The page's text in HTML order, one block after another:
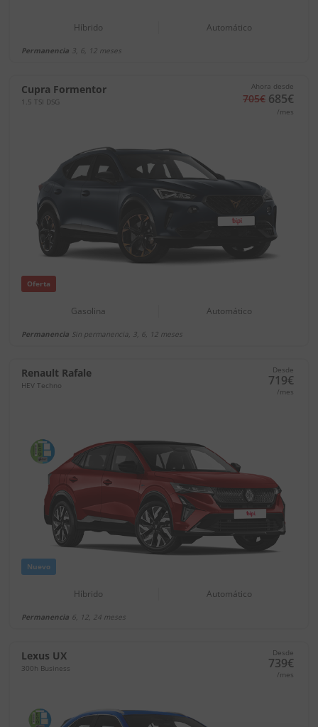
Híbrido Automático
Permanencia 3, 6, 12 meses
Cupra Formentor
1.5 TSI DSG
Ahora desde
705€ 685€
/mes
Oferta
Gasolina Automático
Permanencia Sin permanencia, 3, 6, 12 meses
Renault Rafale
HEV Techno
Desde
719€
/mes
Nuevo
Híbrido Automático
Permanencia 6, 12, 24 meses
Lexus UX
300h Business
Desde
739€
/mes